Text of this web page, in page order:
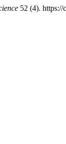
52 (4). https://